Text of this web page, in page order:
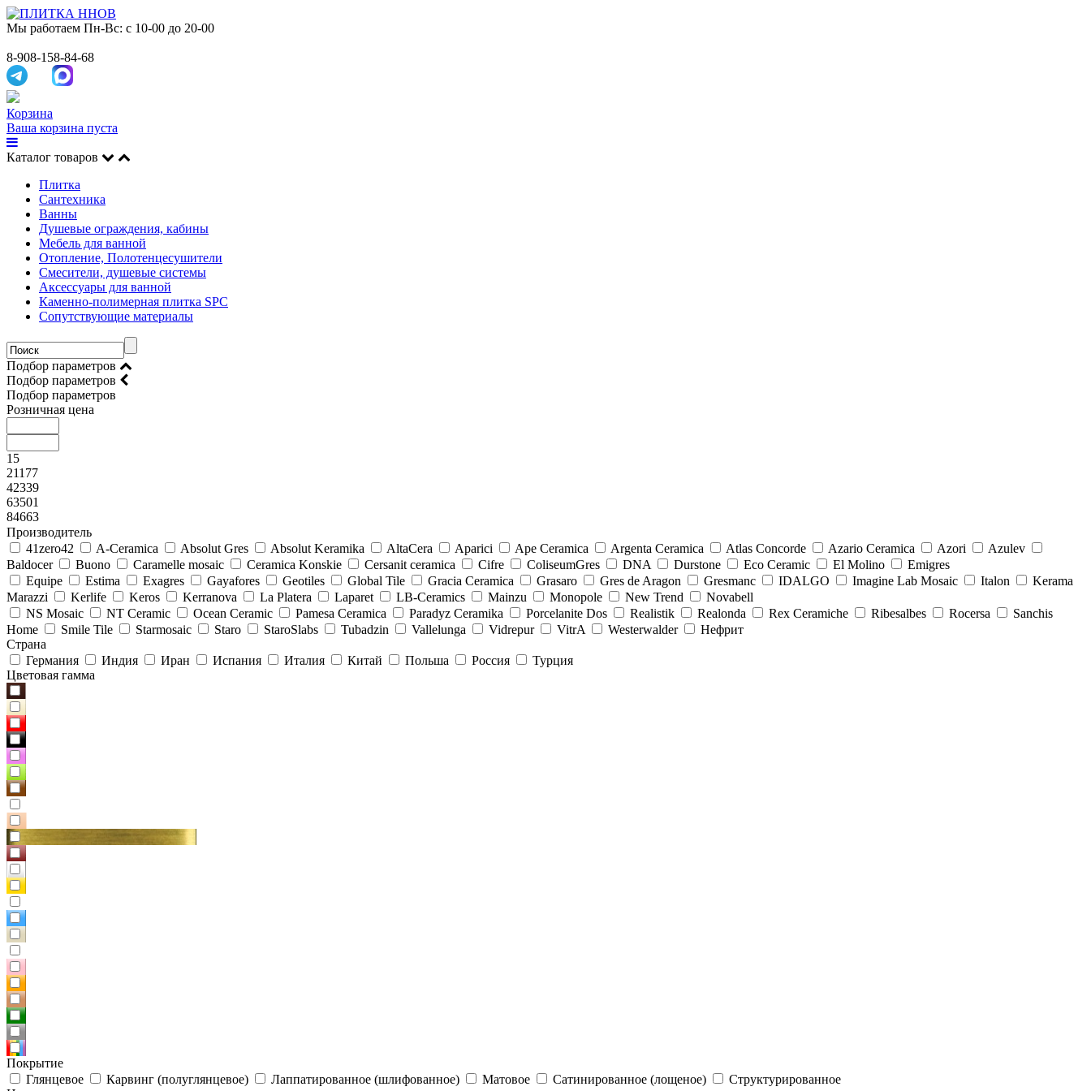
Мы работаем Пн-Вс: с 10-00 до 20-00
8-908-158-84-68
Корзина
Ваша корзина пуста
Каталог товаров
Плитка
Сантехника
Ванны
Душевые ограждения, кабины
Мебель для ванной
Отопление, Полотенцесушители
Смесители, душевые системы
Аксессуары для ванной
Каменно-полимерная плитка SPC
Сопутствующие материалы
Подбор параметров
Подбор параметров
Подбор параметров
Розничная цена
15
21177
42339
63501
84663
Производитель
41zero42
A-Ceramica Absolut Gres Absolut Keramika AltaCera Aparici Ape Ceramica Argenta Ceramica Atlas Concorde Azario Ceramica Azori
Azulev
Baldocer
Buono Caramelle mosaic Ceramica Konskie Cersanit ceramica Cifre ColiseumGres DNA Durstone Eco Ceramic El Molino
Emigres
Equipe
Estima Exagres Gayafores Geotiles Global Tile Gracia Ceramica Grasaro Gres de Aragon Gresmanc IDALGO Imagine Lab Mosaic Italon
Kerama
Marazzi
Kerlife Keros Kerranova La Platera Laparet LB-Ceramics Mainzu Monopole New Trend
Novabell
NS Mosaic
NT Ceramic Ocean Ceramic Pamesa Ceramica Paradyz Сeramika Porcelanite Dos Realistik Realonda Rex Ceramiche Ribesalbes Rocersa
Sanchis
Home
Smile Tile Starmosaic Staro StaroSlabs Tubadzin Vallelunga Vidrepur VitrA Westerwalder
Нефрит
Страна
Германия
Индия Иран Испания Италия Китай Польша Россия
Турция
Цветовая гамма
Покрытие
Глянцевое
Карвинг (полуглянцевое) Лаппатированное (шлифованное) Матовое Сатинированное (лощеное)
Структурированное